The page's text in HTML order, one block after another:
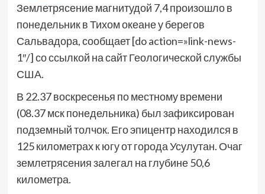
Землетрясение магнитудой 7,4 произошло в
понедельник в Тихом океане у берегов
Сальвадора, сообщает [do action=»link-news-
1″/] со ссылкой на сайт Геологической службы
США.
В 22.37 воскресенья по местному времени
(08.37 мск понедельника) был зафиксирован
подземный толчок. Его эпицентр находился в
125 километрах к югу от города Усулутан. Очаг
землетрясения залегал на глубине 50,6
километра.